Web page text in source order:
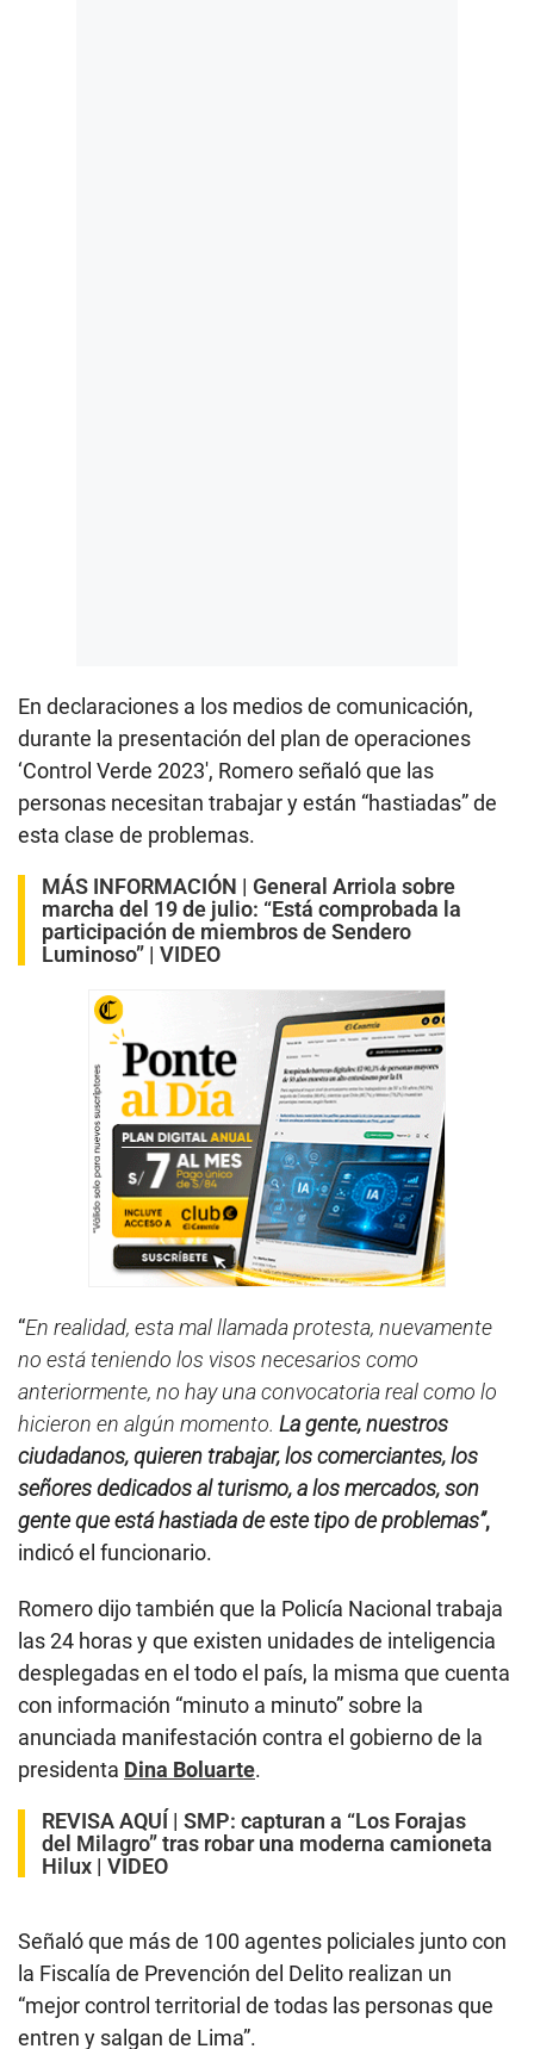
En declaraciones a los medios de comunicación,
durante la presentación del plan de operaciones
‘Control Verde 2023′, Romero señaló que las
personas necesitan trabajar y están “hastiadas” de
esta clase de problemas.
MÁS INFORMACIÓN | General Arriola sobre
marcha del 19 de julio: “Está comprobada la
participación de miembros de Sendero
Luminoso” | VIDEO
“En realidad, esta mal llamada protesta, nuevamente
no está teniendo los visos necesarios como
anteriormente, no hay una convocatoria real como lo
hicieron en algún momento. La gente, nuestros
ciudadanos, quieren trabajar, los comerciantes, los
señores dedicados al turismo, a los mercados, son
gente que está hastiada de este tipo de problemas”,
indicó el funcionario.
Romero dijo también que la Policía Nacional trabaja
las 24 horas y que existen unidades de inteligencia
desplegadas en el todo el país, la misma que cuenta
con información “minuto a minuto” sobre la
anunciada manifestación contra el gobierno de la
presidenta Dina Boluarte.
REVISA AQUÍ | SMP: capturan a “Los Forajas
del Milagro” tras robar una moderna camioneta
Hilux | VIDEO
Señaló que más de 100 agentes policiales junto con
la Fiscalía de Prevención del Delito realizan un
“mejor control territorial de todas las personas que
entren y salgan de Lima”.